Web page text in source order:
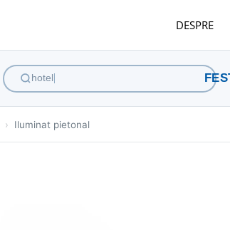
DESPRE
hotel iluminat
› Iluminat pietonal